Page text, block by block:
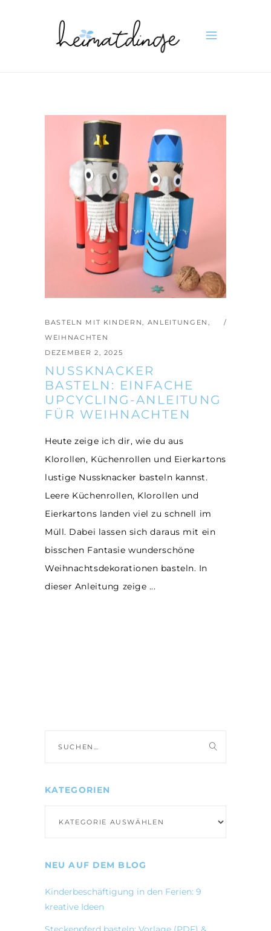
BASTELN MIT KINDERN, ANLEITUNGEN ,
WEIHNACHTEN
DEZEMBER 2, 2025
NUSSKNACKER
BASTELN: EINFACHE
UPCYCLING-ANLEITUNG
FÜR WEIHNACHTEN
Heute zeige ich dir, wie du aus
Klorollen, Küchenrollen und Eierkartons
lustige Nussknacker basteln kannst.
Leere Küchenrollen, Klorollen und
Eierkartons landen viel zu schnell im
Müll. Dabei lassen sich daraus mit ein
bisschen Fantasie wunderschöne
Weihnachtsdekorationen basteln. In
dieser Anleitung zeige
nach:
KATEGORIEN
NEU AUF DEM BLOG
Kinderbeschäftigung in den Ferien: 9
kreative Ideen